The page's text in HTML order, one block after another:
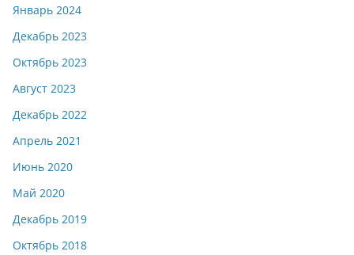
Январь 2024
Декабрь 2023
Октябрь 2023
Август 2023
Декабрь 2022
Апрель 2021
Июнь 2020
Май 2020
Декабрь 2019
Октябрь 2018